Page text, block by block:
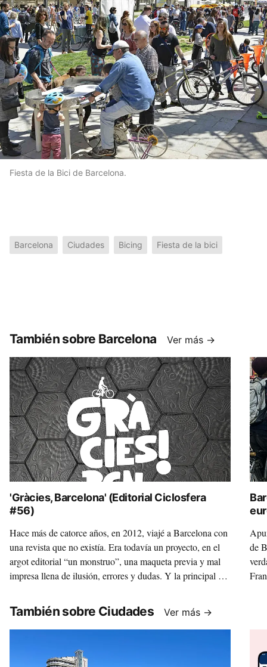
Fiesta de la Bici de Barcelona.
Barcelona Ciudades Bicing Fiesta de la bici
También sobre Barcelona Ver más →
'Gràcies, Barcelona' (Editorial Ciclosfera
#56)
Hace más de catorce años, en 2012, viajé a Barcelona con
una revista que no existía. Era todavía un proyecto, en el
argot editorial “un monstruo”, una maqueta previa y mal
impresa llena de ilusión, errores y dudas. Y la principal de
revista centrada en el ciclismo urbano?
de
También sobre Ciudades Ver más →